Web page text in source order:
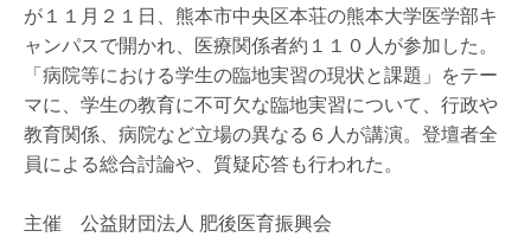
が１１月２１日、熊本市中央区本荘の熊本大学医学部キ
ャンパスで開かれ、医療関係者約１１０人が参加した。
「病院等における学生の臨地実習の現状と課題」をテー
マに、学生の教育に不可欠な臨地実習について、行政や
教育関係、病院など立場の異なる６人が講演。登壇者全
員による総合討論や、質疑応答も行われた。
主催 公益財団法人 肥後医育振興会